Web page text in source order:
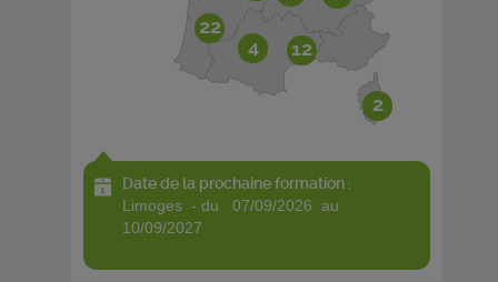
22
2
12
4
Date de la prochaine formation :
limoges - du 07/09/2026 au
10/09/2027